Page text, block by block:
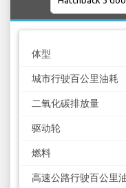
体型
城市行驶百公里油耗
二氧化碳排放量
驱动轮
燃料
高速公路行驶百公里